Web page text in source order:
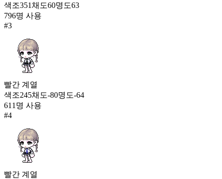
체리 쇼콜라(여)
121,923
색조351 채도60명도63
796명 사용
#3
빨간 계열
색조245채도-80명도-64
611 명 사용
#4
빨간 계열